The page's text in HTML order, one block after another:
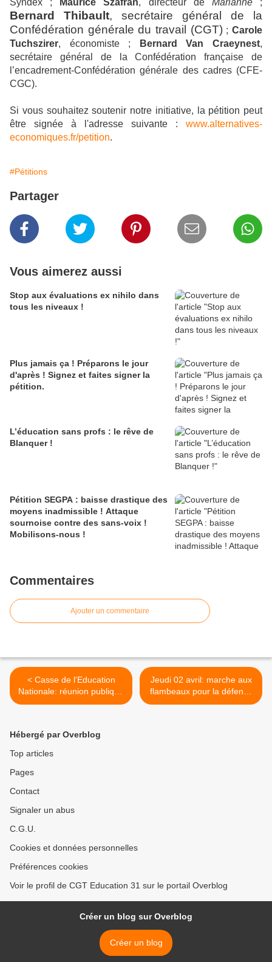
Syndex ;
Maurice Szafran, directeur de Marianne;
Bernard Thibault, secrétaire général de la
Confédération générale du travail (CGT) ;Carole
Tuchszirer, économiste ; Bernard Van Craeynest,
secrétaire général de la Confédération française de
l’encadrement-Confédération générale des cadres (CFE-
CGC).
Si vous souhaitez soutenir notre initiative, la pétition peut
être signée à l'adresse suivante : www.alternatives-
economiques.fr/petition.
#Pétitions
Partager
Vous aimerez aussi
Stop aux évaluations ex nihilo dans
tous les niveaux !
Plus jamais ça ! Préparons le jour
d'après ! Signez et faites signer la
pétition.
L’éducation sans profs : le rêve de
Blanquer !
Pétition SEGPA : baisse drastique des
moyens inadmissible ! Attaque
sournoise contre des sans-voix !
Mobilisons-nous !
Commentaires
Ajouter un commentaire
< Casse de l'Education
Nationale: réunion publique
d'information
Jeudi 02 avril: marche aux
flambeaux pour la défense
de l'Ecole >
Hébergé par Overblog
Top articles
Pages
Contact
Signaler un abus
C.G.U.
Cookies et données personnelles
Préférences cookies
Voir le profil de CGT Education 31 sur le portail Overblog
Créer un blog sur Overblog
Créer un blog